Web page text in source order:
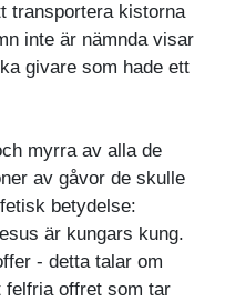
transportera kistorna
inte är nämnda visar
givare som hade ett
myrra av alla de
av gåvor de skulle
betydelse:
är kungars kung.
- detta talar om
offret som tar